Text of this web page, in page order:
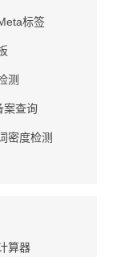
标签
测
案查询
密度检测
算器